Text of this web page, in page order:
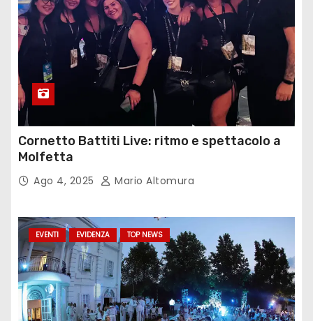
Cornetto Battiti Live: ritmo e spettacolo a
Molfetta
Ago 4, 2025 Mario Altomura
EVENTI EVIDENZA TOP NEWS